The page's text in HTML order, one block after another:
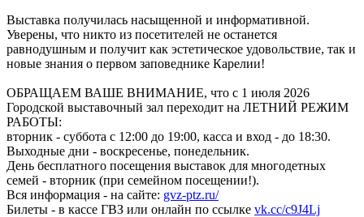
Выставка получилась насыщенной и информативной.
Уверены, что никто из посетителей не останется
равнодушным и получит как эстетическое удовольствие, так и
новые знания о первом заповеднике Карелии!
ОБРАЩАЕМ ВАШЕ ВНИМАНИЕ, что с 1 июля 2026
Городской выставочный зал переходит на ЛЕТНИЙ РЕЖИМ
РАБОТЫ:
вторник - суббота с 12:00 до 19:00, касса и вход - до 18:30.
Выходные дни - воскресенье, понедельник.
День бесплатного посещения выставок для многодетных
семей - вторник (при семейном посещении!).
Вся информация - на сайте: gvz-ptz.ru/
Билеты - в кассе ГВЗ или онлайн по ссылке vk.cc/c9J4Lj